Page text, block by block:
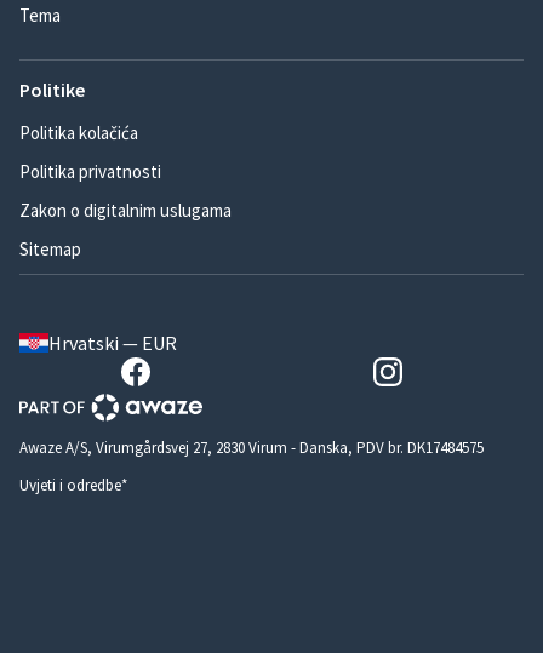
Tema
Politike
Politika kolačića
Politika privatnosti
Zakon o digitalnim uslugama
Sitemap
Hrvatski — EUR
Awaze A/S, Virumgårdsvej 27, 2830 Virum - Danska, PDV br. DK17484575
Uvjeti i odredbe*